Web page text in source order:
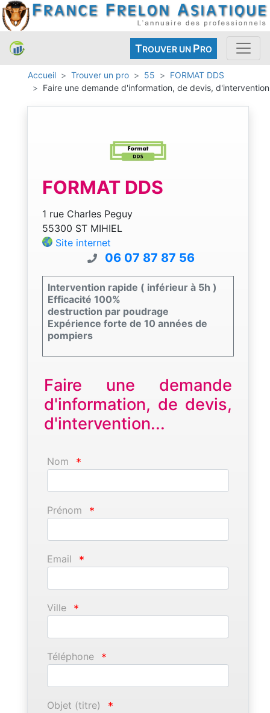
TROUVER UN PRO
Accueil Trouver un pro 55
FORMAT DDS
Faire une demande d'information, de devis, d'intervention
FORMAT DDS
1 rue Charles Peguy
55300 ST MIHIEL
Site internet
06 07 87 87 56
Intervention rapide ( inférieur à 5h )
Efficacité 100%
destruction par poudrage
Expérience forte de 10 années de
pompiers
Faire une demande
d'information, de devis,
d'intervention...
Nom *
Prénom *
Email *
Ville *
Téléphone *
Objet (titre) *